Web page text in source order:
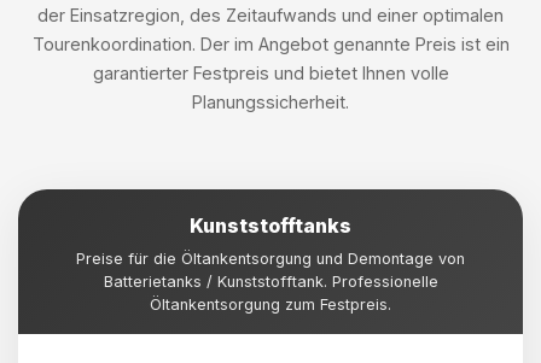
der Einsatzregion, des Zeitaufwands und einer optimalen
Tourenkoordination. Der im Angebot genannte Preis ist ein
garantierter Festpreis und bietet Ihnen volle
Planungssicherheit.
Kunststofftanks
Preise für die Öltankentsorgung und Demontage von
Batterietanks / Kunststofftank. Professionelle
Öltankentsorgung zum Festpreis.